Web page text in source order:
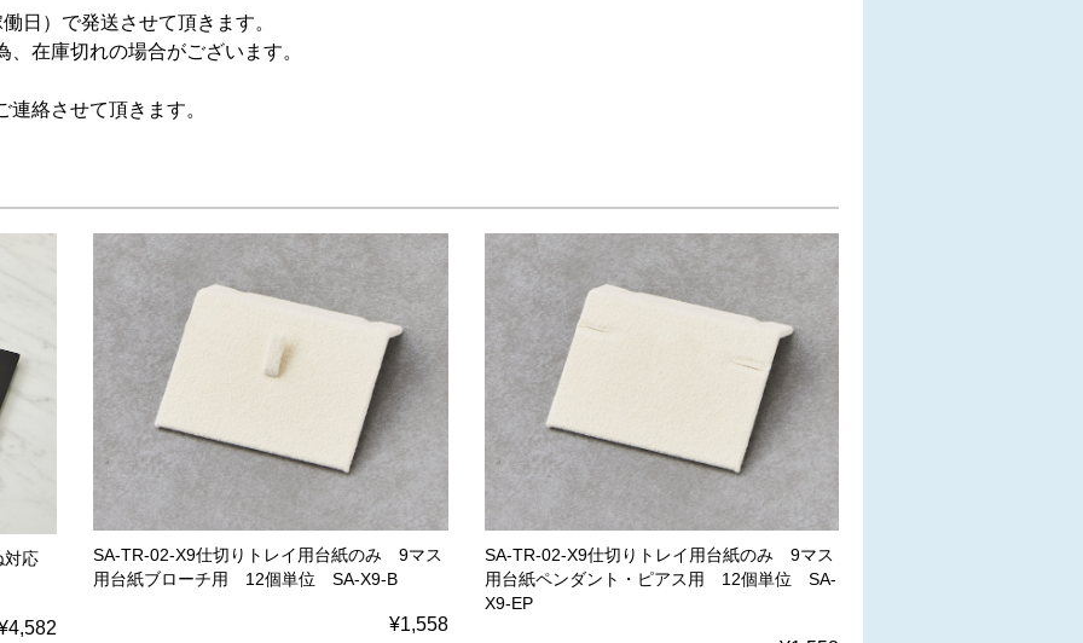
日）で発送させて頂きます。
在庫切れの場合がございます。
絡させて頂きます。
対応
SA-TR-02-X9仕切りトレイ用台紙のみ 9マス
用台紙ブローチ用 12個単位 SA-X9-B
¥1,558
SA-TR-02-X9仕切りトレイ用台紙のみ 9マス
用台紙ペンダント・ピアス用 12個単位 SA-
X9-EP